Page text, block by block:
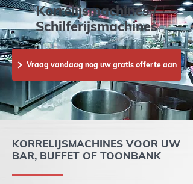
Korrelijsmachines /
Schilferijsmachines
Vraag vandaag nog uw gratis offerte aan
KORRELIJSMACHINES VOOR UW
BAR, BUFFET OF TOONBANK